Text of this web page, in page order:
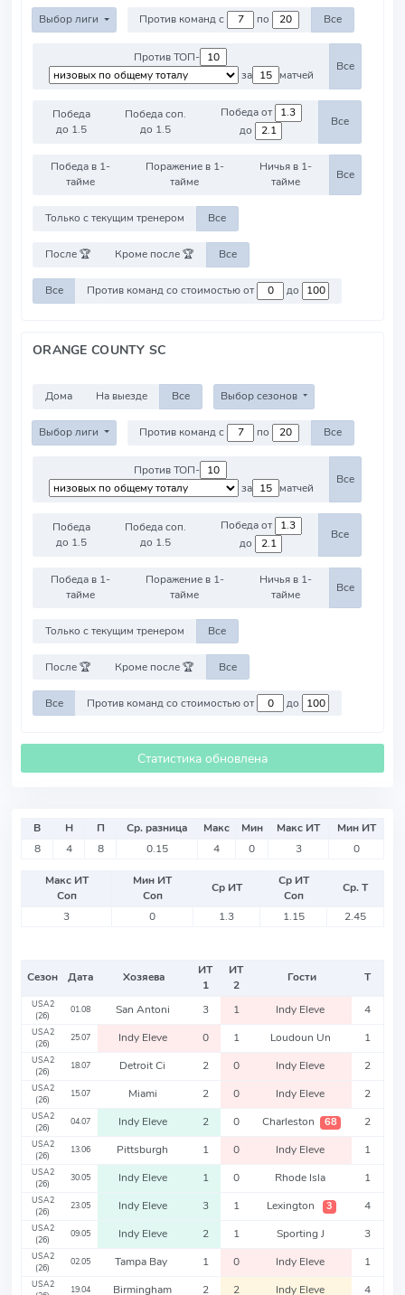
Выбор лиги Против команд с по Все
Против ТОП-
за
матчей
Все
Победа
до 1.5
Победа соп.
до 1.5
Победа от
до
Все
Победа в 1-
тайме
Поражение в 1-
тайме
Ничья в 1-
тайме
Все
Только с текущим тренером Все
После 🏆 Кроме после 🏆 Все
Все Против команд со стоимостью от до
ORANGE COUNTY SC
Дома На выезде Все Выбор сезонов
Выбор лиги Против команд с по Все
Против ТОП-
за
матчей
Все
Победа
до 1.5
Победа соп.
до 1.5
Победа от
до
Все
Победа в 1-
тайме
Поражение в 1-
тайме
Ничья в 1-
тайме
Все
Только с текущим тренером Все
После 🏆 Кроме после 🏆 Все
Все Против команд со стоимостью от до
Статистика обновлена
В Н П Ср. разница Макс Мин Макс ИТ
Мин ИТ
8
4 8 0.15 4 0 3 0
Макс ИТ
Соп
Мин ИТ
Соп
Ср ИТ
Ср ИТ
Соп
Ср. Т
3
0 1.3 1.15 2.45
Сезон Дата Хозяева
ИТ
1
ИТ
2
Гости Т
USA2
(26)
01.08 San Antoni 3 1 Indy Eleve 4
USA2
(26)
25.07 Indy Eleve 0 1 Loudoun Un 1
USA2
(26)
18.07 Detroit Ci 2 0 Indy Eleve 2
USA2
(26)
15.07 Miami 2 0 Indy Eleve 2
USA2
(26)
04.07 Indy Eleve 2 0 Charleston 68 2
USA2
(26)
13.06 Pittsburgh 1 0 Indy Eleve 1
USA2
(26)
30.05 Indy Eleve 1 0 Rhode Isla 1
USA2
(26)
23.05 Indy Eleve 3 1 Lexington 3 4
USA2
(26)
09.05 Indy Eleve 2 1 Sporting J 3
USA2
(26)
02.05 Tampa Bay 1 0 Indy Eleve 1
USA2
19.04 Birmingham 2 2 Indy Eleve 4